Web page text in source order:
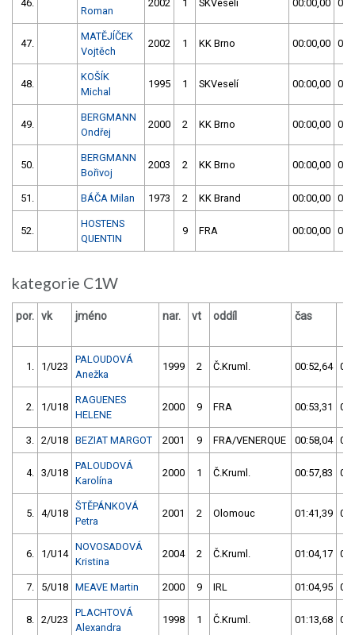
46.
Roman
2002 1 SKVeselí 00:00,00
47.
MATĚJÍČEK
Vojtěch
2002 1 KK Brno 00:00,00
48.
KOŠÍK
Michal
1995 1 SKVeselí 00:00,00
49.
BERGMANN
Ondřej
2000 2 KK Brno 00:00,00
50.
BERGMANN
Bořivoj
2003 2 KK Brno 00:00,00
51. BÁČA Milan 1973 2 KK Brand 00:00,00
52.
HOSTENS
QUENTIN
9 FRA 00:00,00
kategorie C1W
por. vk jméno nar. vt oddíl čas
1. 1/U23
PALOUDOVÁ
Anežka
1999 2 Č.Kruml. 00:52,64
2. 1/U18
RAGUENES
HELENE
2000 9 FRA 00:53,31
3. 2/U18 BEZIAT MARGOT 2001 9 FRA/VENERQUE 00:58,04
4. 3/U18
PALOUDOVÁ
Karolína
2000 1 Č.Kruml. 00:57,83
5. 4/U18
ŠTĚPÁNKOVÁ
Petra
2001 2 Olomouc 01:41,39
6. 1/U14
NOVOSADOVÁ
Kristina
2004 2 Č.Kruml. 01:04,17
7. 5/U18 MEAVE Martin 2000 9 IRL 01:04,95
8. 2/U23
PLACHTOVÁ
Alexandra
1998 1 Č.Kruml. 01:13,68